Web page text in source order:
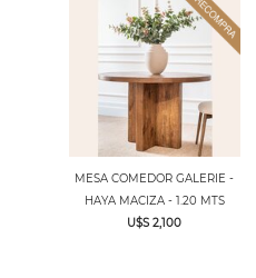
MESA COMEDOR GALERIE -
HAYA MACIZA - 1.20 MTS
U$S 2,100